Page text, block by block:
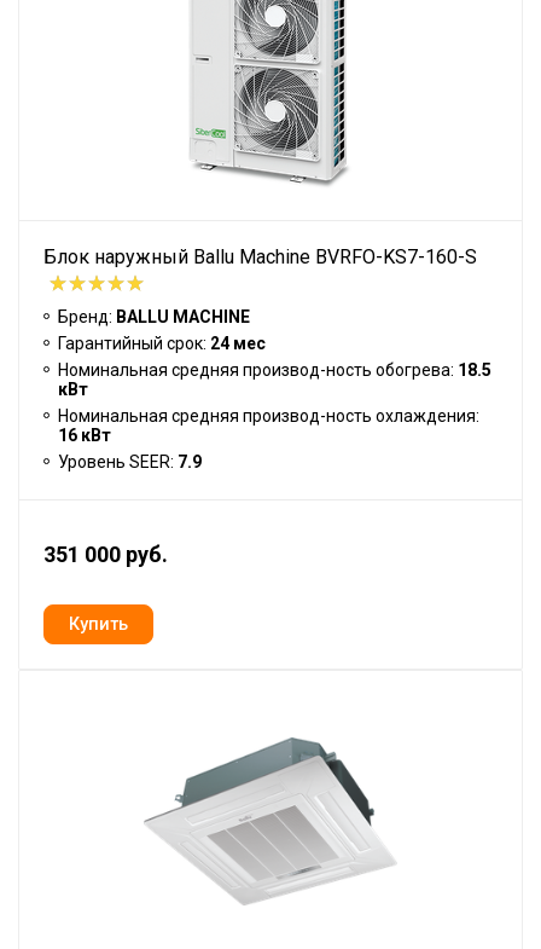
Блок наружный Ballu Machine BVRFO-KS7-160-S
Бренд: BALLU MACHINE
Гарантийный срок: 24 мес
Номинальная средняя производ-ность обогрева: 18.5
кВт
Номинальная средняя производ-ность охлаждения:
16 кВт
Уровень SEER: 7.9
351 000 руб.